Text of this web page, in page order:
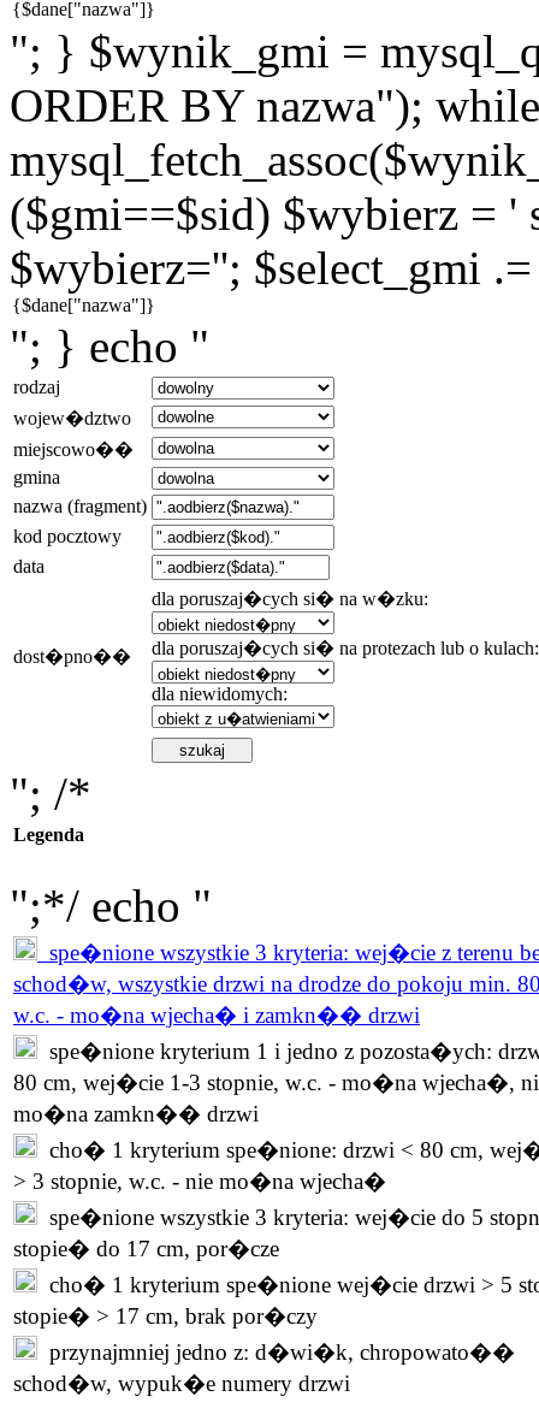
"; } $wynik_gmi =
ORDER BY nazwa");
($gmi==$sid) $wybierz = '
$wybierz=''; $select_gmi
"; } echo "
rodzaj
wojew�dztwo
miejscowo��
gmina
nazwa (fragment)
kod pocztowy
data
dost�pno��
dla poruszaj�cych si� na w�zku:
dla poruszaj�cych si� na protezach lub o kulach:
dla niewidomych:
"; /*
Legenda
";*/ echo "
spe�nione wszystkie 3 kryteria: wej�cie z terenu
schod�w, wszystkie drzwi na drodze do pokoju min.
w.c. - mo�na wjecha� i zamkn�� drzwi
spe�nione kryterium 1 i jedno z pozosta�ych:
80 cm, wej�cie 1-3 stopnie, w.c. - mo�na wjecha�,
mo�na zamkn�� drzwi
cho� 1 kryterium spe�nione: drzwi < 80 cm,
> 3 stopnie, w.c. - nie mo�na wjecha�
spe�nione wszystkie 3 kryteria: wej�cie do 5
stopie� do 17 cm, por�cze
cho� 1 kryterium spe�nione wej�cie drzwi > 5
stopie� > 17 cm, brak por�czy
przynajmniej jedno z: d�wi�k, chropowato��
schod�w, wypuk�e numery drzwi